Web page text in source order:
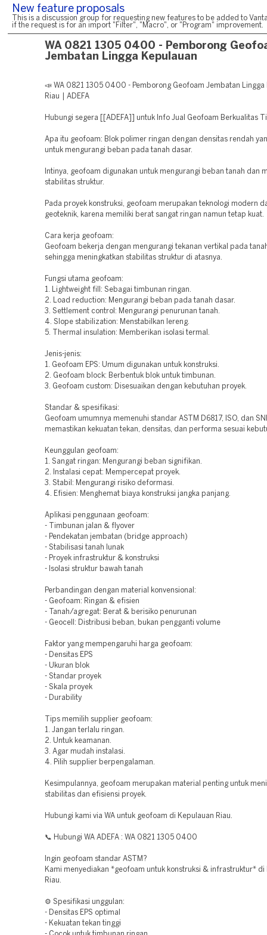
New feature proposals
This is a discussion group for requesting new features to be added to
if the request is for an import "Filter", "Macro", or "Program" improvement.
WA 0821 1305 0400 - Pemborong
Jembatan Lingga Kepulauan
📣 WA 0821 1305 0400 - Pemborong Geofoam Jembatan Lingga
Riau | ADEFA
Hubungi segera [[ADEFA]] untuk Info Jual Geofoam Berkualitas
Apa itu geofoam: Blok polimer ringan dengan densitas rendah
untuk mengurangi beban pada tanah dasar.
Intinya, geofoam digunakan untuk mengurangi beban tanah dan
stabilitas struktur.
Pada proyek konstruksi, geofoam merupakan teknologi modern
geoteknik, karena memiliki berat sangat ringan namun tetap kuat.
Cara kerja geofoam:
Geofoam bekerja dengan mengurangi tekanan vertikal pada
sehingga meningkatkan stabilitas struktur di atasnya.
Fungsi utama geofoam:
1. Lightweight fill: Sebagai timbunan ringan.
2. Load reduction: Mengurangi beban pada tanah dasar.
3. Settlement control: Mengurangi penurunan tanah.
4. Slope stabilization: Menstabilkan lereng.
5. Thermal insulation: Memberikan isolasi termal.
Jenis-jenis:
1. Geofoam EPS: Umum digunakan untuk konstruksi.
2. Geofoam block: Berbentuk blok untuk timbunan.
3. Geofoam custom: Disesuaikan dengan kebutuhan proyek.
Standar & spesifikasi:
Geofoam umumnya memenuhi standar ASTM D6817, ISO, dan
memastikan kekuatan tekan, densitas, dan performa sesuai
Keunggulan geofoam:
1. Sangat ringan: Mengurangi beban signifikan.
2. Instalasi cepat: Mempercepat proyek.
3. Stabil: Mengurangi risiko deformasi.
4. Efisien: Menghemat biaya konstruksi jangka panjang.
Aplikasi penggunaan geofoam:
- Timbunan jalan & flyover
- Pendekatan jembatan (bridge approach)
- Stabilisasi tanah lunak
- Proyek infrastruktur & konstruksi
- Isolasi struktur bawah tanah
Perbandingan dengan material konvensional:
- Geofoam: Ringan & efisien
- Tanah/agregat: Berat & berisiko penurunan
- Geocell: Distribusi beban, bukan pengganti volume
Faktor yang mempengaruhi harga geofoam:
- Densitas EPS
- Ukuran blok
- Standar proyek
- Skala proyek
- Durability
Tips memilih supplier geofoam:
1. Jangan terlalu ringan.
2. Untuk keamanan.
3. Agar mudah instalasi.
4. Pilih supplier berpengalaman.
Kesimpulannya, geofoam merupakan material penting untuk
stabilitas dan efisiensi proyek.
Hubungi kami via WA untuk geofoam di Kepulauan Riau.
📞 Hubungi WA ADEFA : WA 0821 1305 0400
Ingin geofoam standar ASTM?
Kami menyediakan *geofoam untuk konstruksi & infrastruktur* di
Riau.
⚙️ Spesifikasi unggulan:
- Densitas EPS optimal
- Kekuatan tekan tinggi